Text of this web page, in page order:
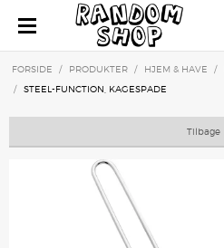
FORSIDE / PRODUKTER / HJEM & HAVE /
/
STEEL-FUNCTION, KAGESPADE
Tilbage